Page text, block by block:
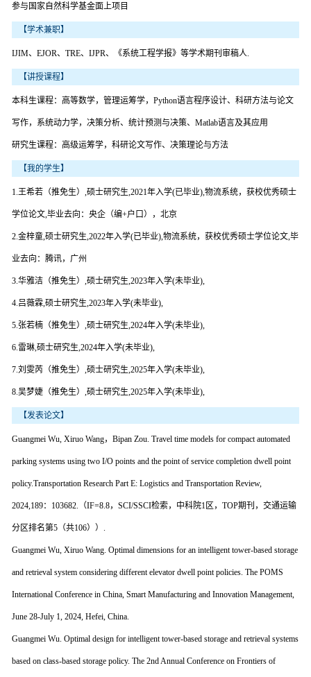
参与国家自然科学基金面上项目
【学术兼职】
IJIM、EJOR、TRE、IJPR、《系统工程学报》等学术期刊审稿人.
【讲授课程】
本科生课程：高等数学，管理运筹学，Python语言程序设计、科研方法与论文
写作，系统动力学，决策分析、统计预测与决策、Matlab语言及其应用
研究生课程：高级运筹学，科研论文写作、决策理论与方法
【我的学生】
1.王希若（推免生）,硕士研究生,2021年入学(已毕业),物流系统，获校优秀硕士
学位论文,毕业去向：央企（编+户口），北京
2.金梓童,硕士研究生,2022年入学(已毕业),物流系统，获校优秀硕士学位论文,毕
业去向：腾讯，广州
3.华雅洁（推免生）,硕士研究生,2023年入学(未毕业),
4.吕薇霖,硕士研究生,2023年入学(未毕业),
5.张若楠（推免生）,硕士研究生,2024年入学(未毕业),
6.雷琳,硕士研究生,2024年入学(未毕业),
7.刘雯芮（推免生）,硕士研究生,2025年入学(未毕业),
8.吴梦婕（推免生）,硕士研究生,2025年入学(未毕业),
【发表论文】
Guangmei Wu, Xiruo Wang，Bipan Zou. Travel time models for compact automated
parking systems using two I/O points and the point of service completion dwell point
policy.Transportation Research Part E: Logistics and Transportation Review,
2024,189：103682.（IF=8.8，SCI/SSCI检索，中科院1区，TOP期刊，交通运输
分区排名第5（共106））.
Guangmei Wu, Xiruo Wang. Optimal dimensions for an intelligent tower-based storage
and retrieval system considering different elevator dwell point policies. The POMS
International Conference in China, Smart Manufacturing and Innovation Management,
June 28-July 1, 2024, Hefei, China.
Guangmei Wu. Optimal design for intelligent tower-based storage and retrieval systems
based on class-based storage policy. The 2nd Annual Conference on Frontiers of